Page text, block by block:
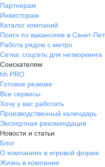
Партнерам
Инвесторам
Каталог компаний
Поиск по вакансиям в Санкт-
Работа рядом с метро
Сетка: соцсеть для нетворкинга
Соискателям
hh PRO
Готовое резюме
Все сервисы
Хочу у вас работать
Производственный календарь
Экспертная рекомендация
Новости и статьи
Блог
О компаниях в игровой форме
Жизнь в компании